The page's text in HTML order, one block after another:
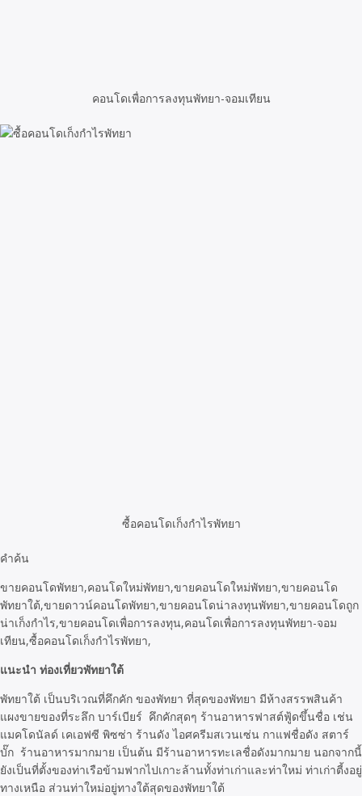
คอนโดเพื่อการลงทุนพัทยา-จอมเทียน
ซื้อคอนโดเก็งกำไรพัทยา
คำค้น
ขายคอนโดพัทยา,คอนโดใหม่พัทยา,ขายคอนโดใหม่พัทยา,ขายคอนโด
พัทยาใต้,ขายดาวน์คอนโดพัทยา,ขายคอนโดน่าลงทุนพัทยา,ขายคอนโดถูก
น่าเก็งกำไร,ขายคอนโดเพื่อการลงทุน,คอนโดเพื่อการลงทุนพัทยา-จอม
เทียน,ซื้อคอนโดเก็งกำไรพัทยา,
แนะนำ ท่องเที่ยวพัทยาใต้
พัทยาใต้ เป็นบริเวณที่คึกคัก ของพัทยา ที่สุดของพัทยา มีห้างสรรพสินค้า
แผงขายของที่ระลึก บาร์เบียร์ คึกคักสุดๆ ร้านอาหารฟาสต์ฟู้ดขึ้นชื่อ เช่น
แมคโดนัลด์ เคเอฟซี พิซซ่า ร้านดัง ไอศครีมสเวนเซ่น กาแฟชื่อดัง สตาร์
บั๊ก ร้านอาหารมากมาย เป็นต้น มีร้านอาหารทะเลชื่อดังมากมาย นอกจากนี้
ยังเป็นที่ตั้งของท่าเรือข้ามฟากไปเกาะล้านทั้งท่าเก่าและท่าใหม่ ท่าเก่าตี้งอยู่
ทางเหนือ ส่วนท่าใหม่อยู่ทางใต้สุดของพัทยาใต้